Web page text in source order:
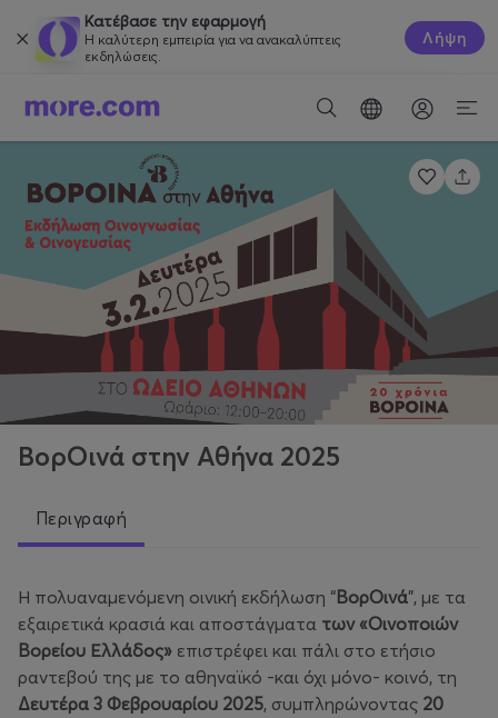
Κατέβασε την εφαρμογή
Η καλύτερη εμπειρία για να ανακαλύπτεις
εκδηλώσεις.
Λήψη
ΒορΟινά στην Αθήνα 2025
Περιγραφή
Η πολυαναμενόμενη οινική εκδήλωση “ΒορΟινά”, με τα
εξαιρετικά κρασιά και αποστάγματα των «Οινοποιών
Βορείου Ελλάδος» επιστρέφει και πάλι στο ετήσιο
ραντεβού της με το αθηναϊκό -και όχι μόνο- κοινό, τη
Δευτέρα 3 Φεβρουαρίου 2025, συμπληρώνοντας 20